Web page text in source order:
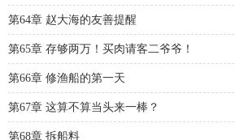
第64章 赵大海的友善提醒
第65章 存够两万！买肉请客二爷爷！
第66章 修渔船的第一天
第67章 这算不算当头来一棒？
第68章 拆船料